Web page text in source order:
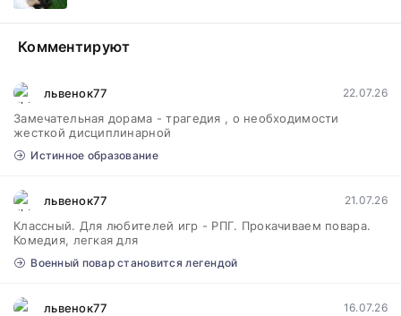
Комментируют
львенок77 22.07.26
Замечательная дорама - трагедия , о необходимости
жесткой дисциплинарной
Истинное образование
львенок77 21.07.26
Классный. Для любителей игр - РПГ. Прокачиваем повара.
Комедия, легкая для
Военный повар становится легендой
львенок77 16.07.26